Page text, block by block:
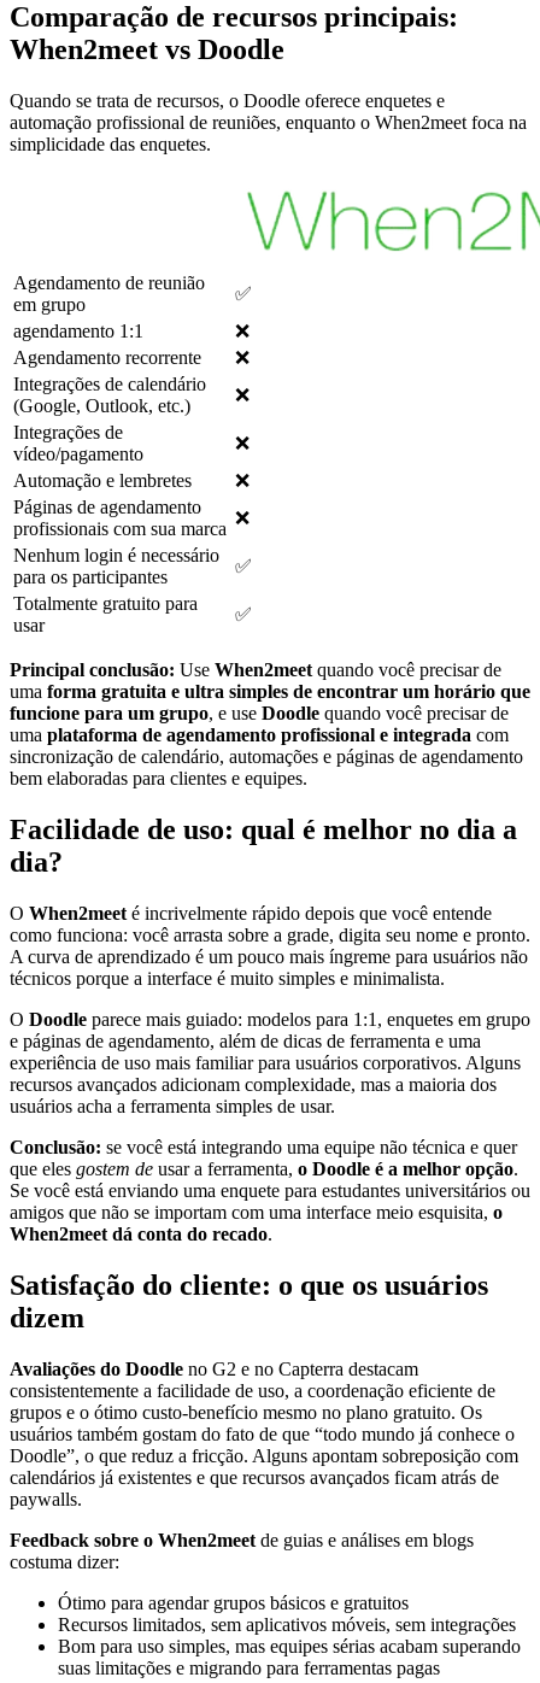
Comparação de recursos principais:
When2meet vs Doodle
Quando se trata de recursos, o Doodle oferece enquetes e
automação profissional de reuniões, enquanto o When2meet foca na
simplicidade das enquetes.
Agendamento de reunião
em grupo
✅
agendamento 1:1
❌
Agendamento recorrente
❌
Integrações de calendário
(Google, Outlook, etc.)
❌
Integrações de
vídeo/pagamento
❌
Automação e lembretes
❌
Páginas de agendamento
profissionais com sua marca
❌
Nenhum login é necessário
para os participantes
✅
Totalmente gratuito para
usar
✅
Principal conclusão: Use When2meet quando você precisar de
uma forma gratuita e ultra simples de encontrar um horário que
funcione para um grupo, e use Doodle quando você precisar de
uma plataforma de agendamento profissional e integrada com
sincronização de calendário, automações e páginas de agendamento
bem elaboradas para clientes e equipes.
Facilidade de uso: qual é melhor no dia a
dia?
O When2meet é incrivelmente rápido depois que você entende
como funciona: você arrasta sobre a grade, digita seu nome e pronto.
A curva de aprendizado é um pouco mais íngreme para usuários não
técnicos porque a interface é muito simples e minimalista.
O Doodle parece mais guiado: modelos para 1:1, enquetes em grupo
e páginas de agendamento, além de dicas de ferramenta e uma
experiência de uso mais familiar para usuários corporativos. Alguns
recursos avançados adicionam complexidade, mas a maioria dos
usuários acha a ferramenta simples de usar.
Conclusão: se você está integrando uma equipe não técnica e quer
que eles gostem de usar a ferramenta, o Doodle é a melhor opção.
Se você está enviando uma enquete para estudantes universitários ou
amigos que não se importam com uma interface meio esquisita, o
When2meet dá conta do recado.
Satisfação do cliente: o que os usuários
dizem
Avaliações do Doodle no G2 e no Capterra destacam
consistentemente a facilidade de uso, a coordenação eficiente de
grupos e o ótimo custo-benefício mesmo no plano gratuito. Os
usuários também gostam do fato de que “todo mundo já conhece o
Doodle”, o que reduz a fricção. Alguns apontam sobreposição com
calendários já existentes e que recursos avançados ficam atrás de
paywalls.
Feedback sobre o When2meet de guias e análises em blogs
costuma dizer:
Ótimo para agendar grupos básicos e gratuitos
Recursos limitados, sem aplicativos móveis, sem integrações
Bom para uso simples, mas equipes sérias acabam superando
suas limitações e migrando para ferramentas pagas